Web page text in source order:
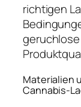
richtigen
Materialien
Cannabis-